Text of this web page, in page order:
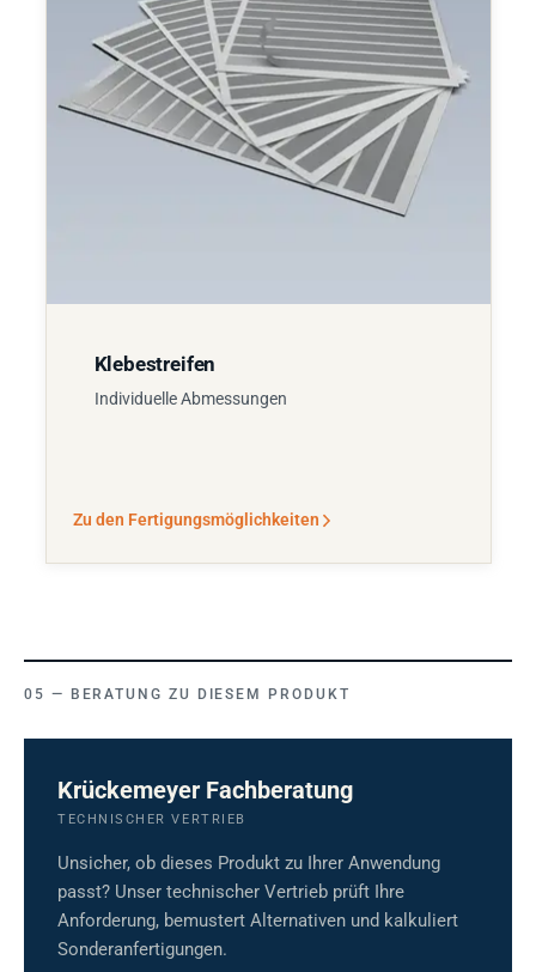
Klebestreifen
Individuelle Abmessungen
Zu den Fertigungsmöglichkeiten
BERATUNG ZU DIESEM PRODUKT
Krückemeyer Fachberatung
TECHNISCHER VERTRIEB
Unsicher, ob dieses Produkt zu Ihrer Anwendung
passt? Unser technischer Vertrieb prüft Ihre
Anforderung, bemustert Alternativen und kalkuliert
Sonderanfertigungen.